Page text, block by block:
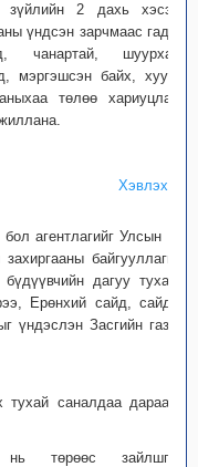
зүйлийн 2 дахь хэсэгт
үндсэн зарчмаас гадна
чанартай, шуурхай,
мэргэшсэн байх, хууль
төлөө хариуцлага
Хэвлэх
агентлагийг Улсын Их
байгууллагын
дагуу тухайн
Ерөнхий сайд, сайд /
үндэслэн Засгийн газар
тухай саналдаа дараахь
нь төрөөс зайлшгүй